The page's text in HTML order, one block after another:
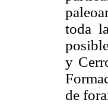
toda
y
de